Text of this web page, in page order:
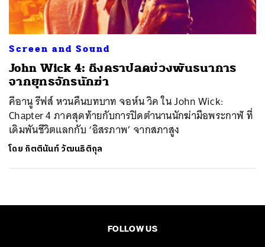
Screen and Sound
John Wick 4: ถึงคราปลดบ่วงพันธนาการ
จากยุทธจักรนักฆ่า
คีอานู รีฟส์ หวนคืนบทบาท จอห์น วิค ใน John Wick:
Chapter 4 ภาคสุดท้ายกับการปิดตำนานนักฆ่ามือพระกาฬ ที่
เดิมพันชีวิตแลกกับ ‘อิสรภาพ’ จากสภาสูง
โดย กิตตินันท์ วัฒนธิติกุล
FOLLOW US
SHARE TWEET LINE EMAIL